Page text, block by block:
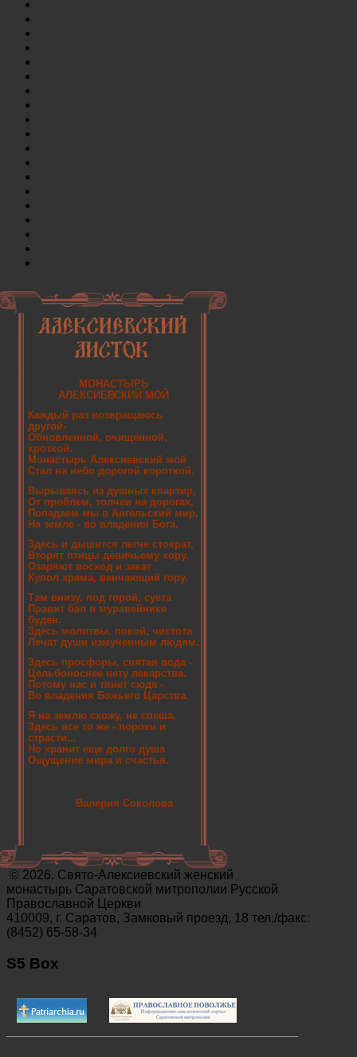
МОНАСТЫРЬ
АЛЕКСИЕВСКИЙ МОЙ
Каждый раз возвращаюсь
другой-
Обновленной, очищенной,
кроткой.
Монастырь Алексиевский мой
Стал на небо дорогой короткой.
Вырываясь из душных квартир,
От проблем, толчеи на дорогах,
Попадаем мы в Ангельский мир,
На земле - во владения Бога.
Здесь и дышится легче стократ,
Вторят птицы девичьему хору.
Озаряют восход и закат
Купол храма, венчающий гору.
Там внизу, под горой, суета
Правит бал в муравейнике
буден.
Здесь молитвы, покой, чистота
Лечат души измученным людям.
Здесь просфоры, святая вода -
Цельбоноснее нету лекарства.
Потому нас и тянет сюда -
Во владения Божьего Царства.
Я на землю схожу, не спеша,
Здесь все то же - пороки и
страсти...
Но хранит еще долго душа
Ощущение мира и счастья.
Валерия Соколова
© 2026. Свято-Алексиевский женский
монастырь Саратовской митрополии Русской
Православной Церкви
410009, г. Саратов, Замковый проезд, 18 тел./факс:
(8452) 65-58-34
S5 Box